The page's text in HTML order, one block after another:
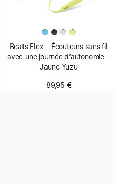
Beats Flex – Écouteurs sans fil
avec une journée d’autonomie –
Jaune Yuzu
89,95 €